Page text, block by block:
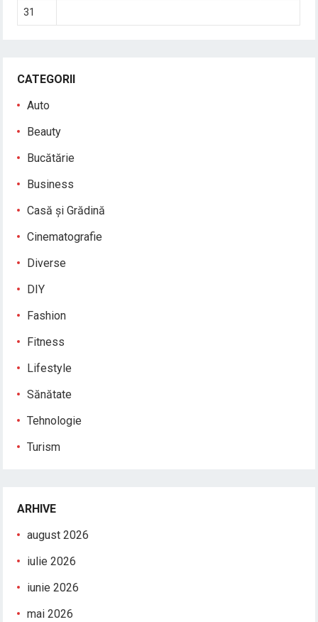
31
CATEGORII
Auto
Beauty
Bucătărie
Business
Casă și Grădină
Cinematografie
Diverse
DIY
Fashion
Fitness
Lifestyle
Sănătate
Tehnologie
Turism
ARHIVE
august 2026
iulie 2026
iunie 2026
mai 2026